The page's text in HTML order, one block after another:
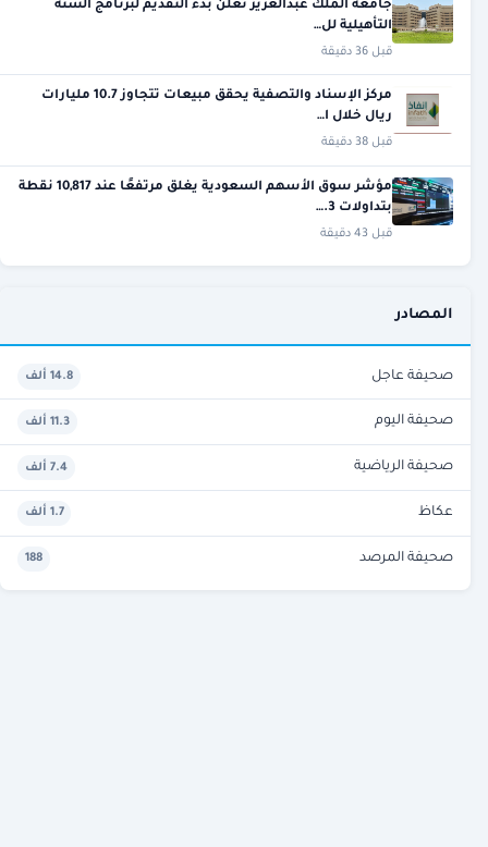
جامعة الملك عبدالعزيز تعلن بدء التقديم لبرنامج السنة
التأهيلية لل…
قبل 36 دقيقة
مركز الإسناد والتصفية يحقق مبيعات تتجاوز 10.7 مليارات
ريال خلال ا…
قبل 38 دقيقة
مؤشر سوق الأسهم السعودية يغلق مرتفعًا عند 10,817 نقطة
بتداولات 3.…
قبل 43 دقيقة
المصادر
صحيفة عاجل 14.8 ألف
صحيفة اليوم 11.3 ألف
صحيفة الرياضية 7.4 ألف
عكاظ 1.7 ألف
صحيفة المرصد 188